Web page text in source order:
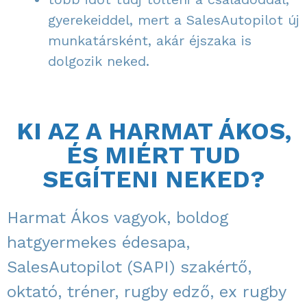
gyerekeiddel, mert a SalesAutopilot új
munkatársként, akár éjszaka is
dolgozik neked.
KI AZ A HARMAT ÁKOS,
ÉS MIÉRT TUD
SEGÍTENI NEKED?
Harmat Ákos vagyok, boldog
hatgyermekes édesapa,
SalesAutopilot (SAPI) szakértő,
oktató, tréner, rugby edző, ex rugby